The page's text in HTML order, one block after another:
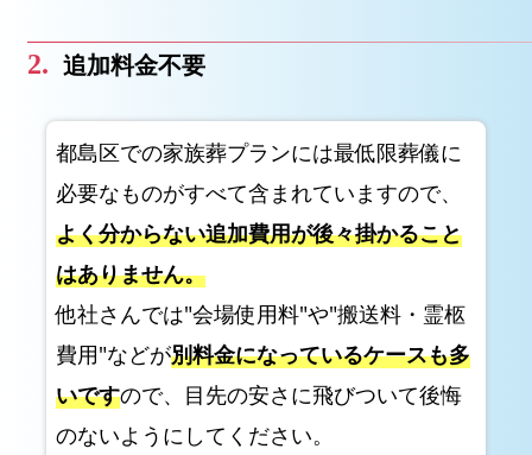
ラ
大
阪
市
島
で
家
族
葬
追加料金不要
都島区での家族葬プランには最低限葬儀に
必要なものがすべて含まれていますので、
よく分からない追加費用が後々掛かること
はありません。
他社さんでは"会場使用料"や"搬送料・霊柩
費用"などが別料金になっているケースも多
いですので、目先の安さに飛びついて後悔
のないようにしてください。